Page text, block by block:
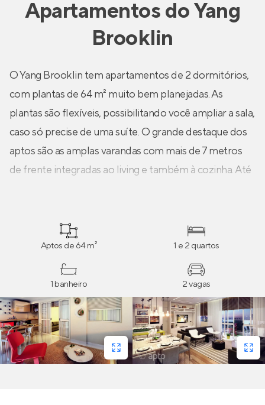
ApartamentosdoYang
Brooklin
O Yang Brooklin tem apartamentos de 2 dormitórios,
com plantas de 64 m² muito bem planejadas. As
plantas são flexíveis, possibilitando você ampliar a sala,
caso só precise de uma suíte. O grande destaque dos
aptos são as amplas varandas com mais de 7 metros
de frente integradas ao living e também à cozinha. Até
Aptos de 64 m² 1 e 2 quartos
1 banheiro 2 vagas